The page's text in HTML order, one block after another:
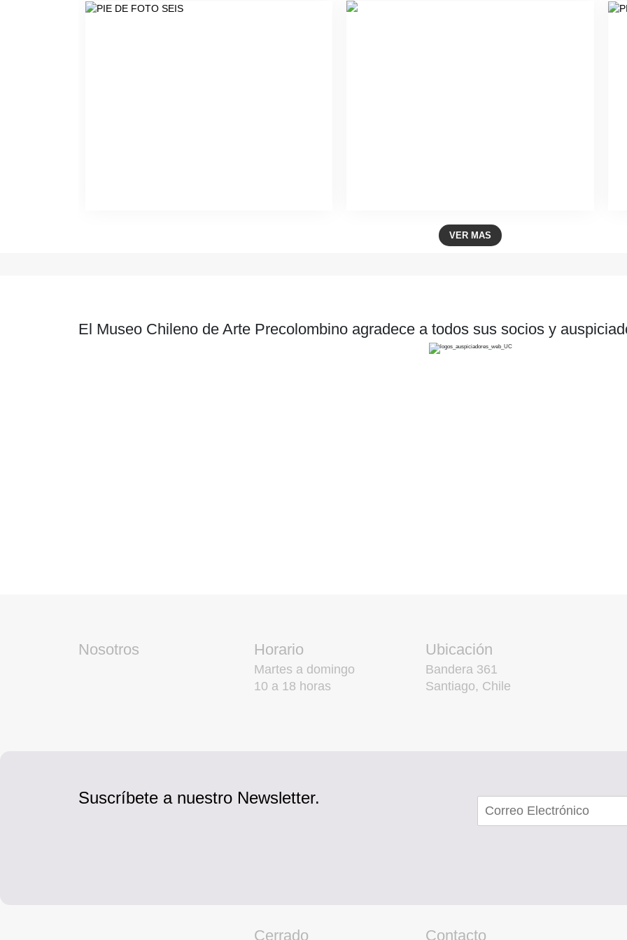
VER MAS
El Museo Chileno de Arte Precolombino agradece a todos sus socios y
Nosotros Horario
Martes a domingo
10 a 18 horas
Ubicación
Bandera 361
Santiago, Chile
Suscríbete a nuestro Newsletter.
Cerrado Contacto